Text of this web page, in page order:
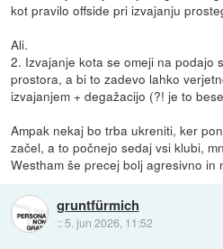
kot pravilo offside pri izvajanju
Ali.
2. Izvajanje kota se omeji na podajo
prostora, a bi to zadevo lahko
izvajanjem + degažacijo (?! je to
Ampak nekaj bo trba ukreniti, ker
začel, a to počnejo sedaj vsi klubi,
Westham še precej bolj agresivno in
gruntfürmich
:: 5. jun 2026, 11:52